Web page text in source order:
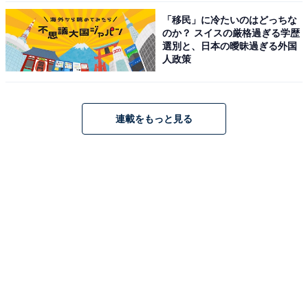
「移民」に冷たいのはどっちな
のか？ スイスの厳格過ぎる学歴
選別と、日本の曖昧過ぎる外国
人政策
連載をもっと見る